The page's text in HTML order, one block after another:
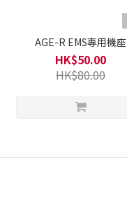
AGE-R EMS專用機座
HK$50.00
HK$80.00